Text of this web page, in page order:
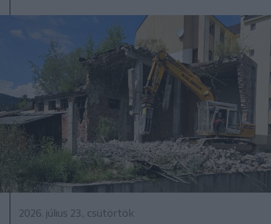
2026. július 23., csütörtök